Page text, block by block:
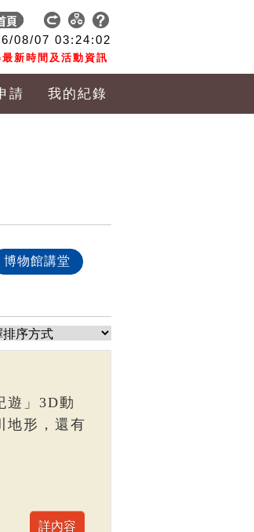
08/07 03:24:03
新時間及活動資訊
請 我的紀錄
博物館講堂
遊」3D動
地形，還有